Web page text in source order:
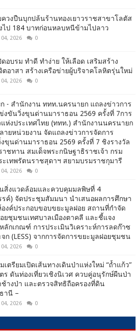
ควงปืนบุกปล้นร้านทองเยาวราชสาขาโลตัส
ไป 184 บาทก่อนหลบหนีข้ามไปลาว
2026 0
อบรม ทำดี ทำง่าย ให้เลือด เสริมสร้าง
ตอาสา สร้างเครือข่ายผู้บริจาคโลหิตรุ่นใหม่
2026 0
- สำนักงาน ททท.นครนายก แถลงข่าวการ
งขันวิ่งขุนด่านมาราธอน 2569 ครั้งที่ 7การ
แห่งประเทศไทย (ททท.) สำนักงานนครนายก
ายหน่วยงาน จัดแถลงข่าวการจัดการ
ขุนด่านมาราธอน 2569 ครั้งที่ 7 ชิงรางวัล
าชทาน สมเด็จพระกนิษฐาธิราชเจ้า กรม
ะเทพรัตนราชสุดาฯ สยามบรมราชกุมารี
2026 0
สิ่งแวดล้อมและควบคุมมลพิษที่ 4
รค์) จัดประชุมสัมมนา นำเสนอผลการศึกษา
องค์ประกอบขอบขยะมูลฝอย สถานที่กำจัด
ยชุมชนเทศบาลเมืองตาคลี และชี้แจง
ลักเกณฑ์ การประเมินวิเคราะห์การลดก๊าซ
จก (LESS) จากการจัดการขยะมูลฝอยชุมชน
2026 0
เตรียมเปิดเส้นทางเดินป่าแห่งใหม่ “ถ้ำแก้ว”
ร ดันท่องเที่ยวเชิงนิเวศ ควบคู่อนุรักษ์ผืนป่า
างป่า และตรวจสิทธิถือครองที่ดิน
านี –
2026 0